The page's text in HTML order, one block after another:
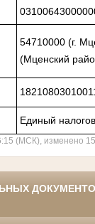
54710000 (г.
(Мценский
Единый
(МСК), изменено